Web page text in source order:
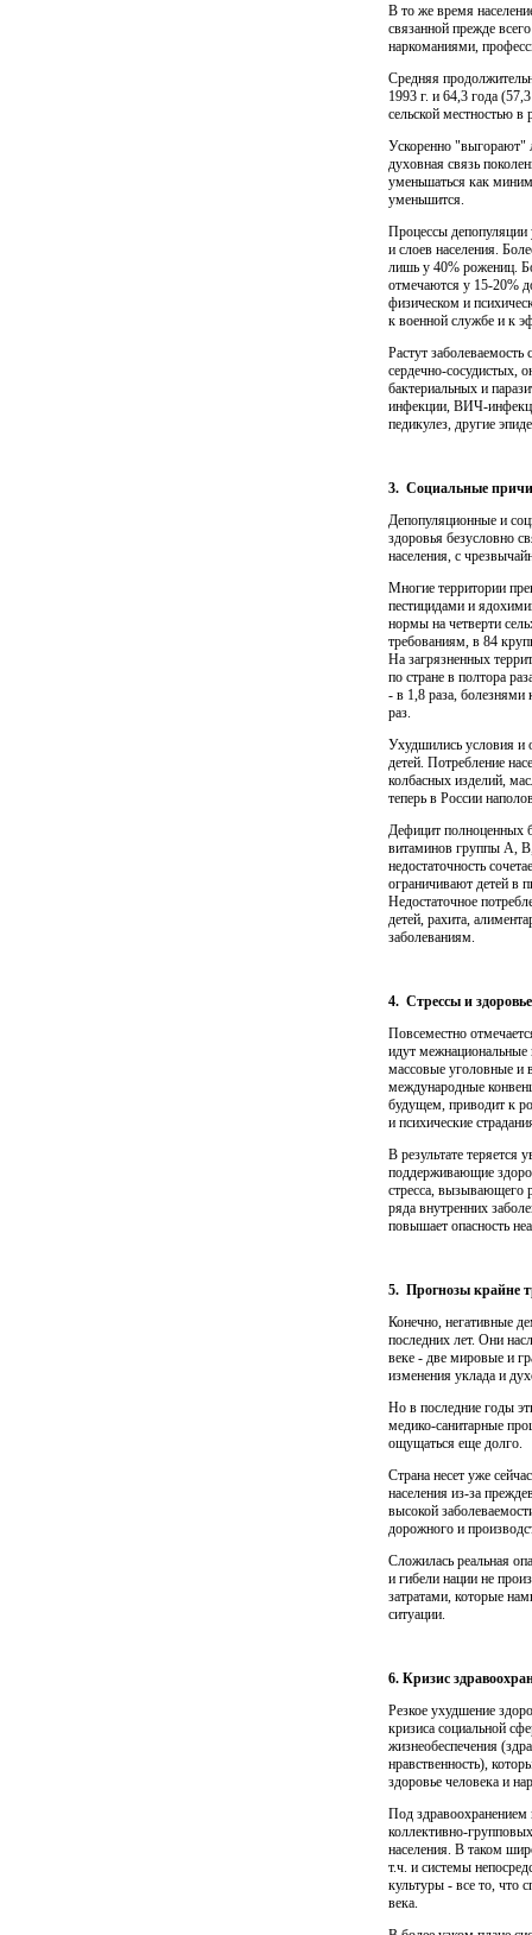
В то же время
связанной прежде
наркоманиями,
Средняя
1993 г. и 64,3 года
сельской местностью в
Ускоренно "выгорают"
духовная связь
умень­шаться как
уменьшится.
Процессы депопуляции
и слоев населения.
лишь у 40% рожениц.
отмечаются у 15-20%
физическом и
к военной службе и к
Растут
сердечно-сосудистых,
бактери­альных и
инфекции, ВИЧ-
педикулез, другие
3. Социальные
Депопуляционные и
здоровья безусловно
населения, с
Многие территории
пестицидами и
нормы на четвер­ти
требованиям, в 84
На загрязненных
по стране в полтора
- в 1,8 раза, болезнями
раз.
Ухудшились условия и
детей. Потребление
колбасных изде­лий,
теперь в России
Дефицит полноценных
витаминов группы А,
недостаточность
ограничивают детей в
Недостаточное
детей, рахита,
заболеваниям.
4. Стрессы и здоровье
Повсеместно
идут
массовые уго­ловные и
международные
будущем, приводит к
и психические
В результате
поддерживающие
стресса, вызывающего
ряда внутренних
повышает опасность
5. Прогнозы крайне
Конечно, негативные
последних лет. Они
веке - две мировые и
изменения уклада и
Но в последние годы
медико-санитарные
ощущаться еще долго.
Страна несет уже
населения из-за
высокой
дорожного и
Сложилась реальная
и гибели нации не
затратами, которые
ситуации.
6. Кризис
Резкое ухудшение
кризиса социальной
жизнеобеспечения
нравственность),
здоровье человека и
Под здравоохранением
коллективно-
населения. В таком
т.ч. и системы
культуры - все то, что
века.